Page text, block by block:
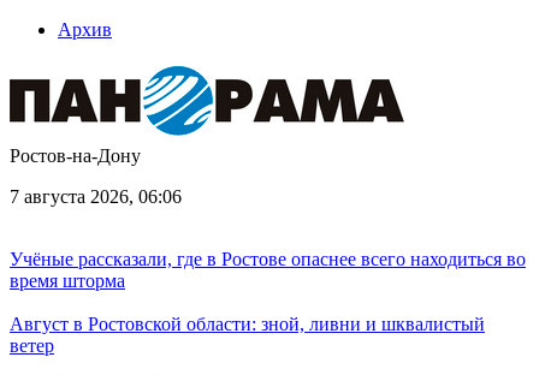
Архив
Ростов-на-Дону
7 августа 2026, 06:06
Учёные рассказали, где в Ростове опаснее всего находиться во
время шторма
Август в Ростовской области: зной, ливни и шквалистый
ветер